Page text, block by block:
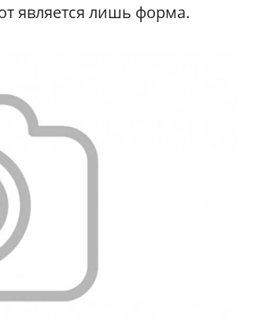
является лишь форма.